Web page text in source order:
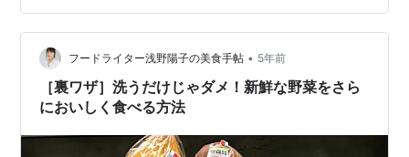
悲しんだり。 精神的にはかなり盛り上がって、楽しめた
つもりだったのですが……昨日の閉会式を見ても「本当に
東京に行われているのかな」…
フードライター浅野陽子の美食手帖 • 5年前
［裏ワザ］洗うだけじゃダメ！新鮮な野菜をさら
においしく食べる方法